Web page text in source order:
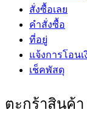
สั่งซื้อเลย
คำสั่งซื้อ
ที่อยู่
แจ้งการโอนเ
เช็คพัสดุ
ตะกร้าสินค้า